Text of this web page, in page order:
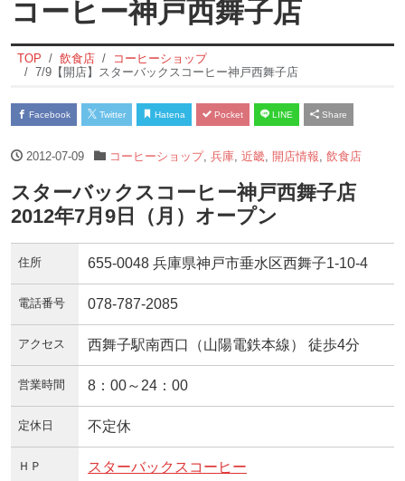
コーヒー神戸西舞子店
TOP 飲食店
コーヒーショップ
7/9【開店】スターバックスコーヒー神戸西舞子店
Facebook Twitter Hatena Pocket LINE Share
2012-07-09 コーヒーショップ, 兵庫, 近畿, 開店情報 飲食店
スターバックスコーヒー神戸西舞子店
2012年7月9日（月）オープン
住所 655-0048 兵庫県神戸市垂水区西舞子1-10-4
電話番号 078-787-2085
アクセス 西舞子駅南西口（山陽電鉄本線） 徒歩4分
営業時間 8：00～24：00
定休日 不定休
ＨＰ スターバックスコーヒー